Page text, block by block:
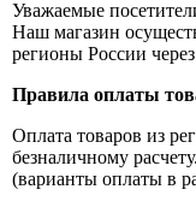
Уважаемые
Наш магазин
регионы России
Правила оплаты
Оплата товаров из
безналичному расчету.
(варианты оплаты в